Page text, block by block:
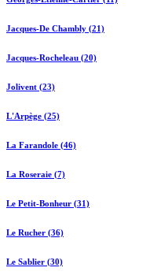
Jacques-De Chambly (21)
Jacques-Rocheleau (20)
Jolivent (23)
L'Arpège (25)
La Farandole (46)
La Roseraie (7)
Le Petit-Bonheur (31)
Le Rucher (36)
Le Sablier (30)